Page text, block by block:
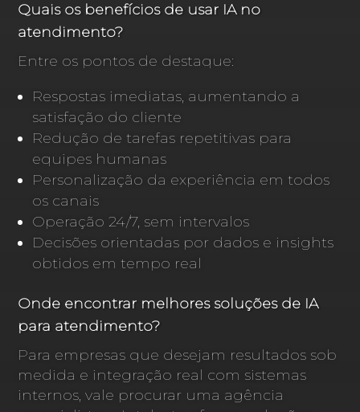
Quais os benefícios de usar IA no
atendimento?
Entre os pontos de destaque:
Respostas imediatas, aumentando a
satisfação do cliente
Redução de tarefas repetitivas para
equipes humanas
Personalização da experiência em todos
os canais
Operação 24/7, sem intervalos
Decisões orientadas por dados e insights
obtidos em tempo real
Onde encontrar melhores soluções de IA
para atendimento?
Para empresas que desejam resultados sob
medida e integração real com sistemas
internos, vale procurar uma agência